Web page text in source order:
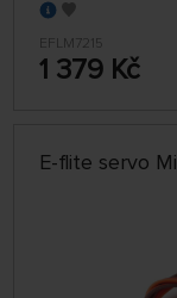
EFLM7215
1 379 Kč
E-flite servo